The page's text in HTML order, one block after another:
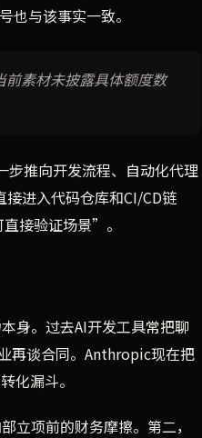
与该事实一致。
素材未披露具体额度数
推向开发流程、自动化代理
进入代码仓库和CI/CD链
接验证场景”。
身。过去AI开发工具常把聊
再谈合同。Anthropic现在把
漏斗。
立项前的财务摩擦。第二，